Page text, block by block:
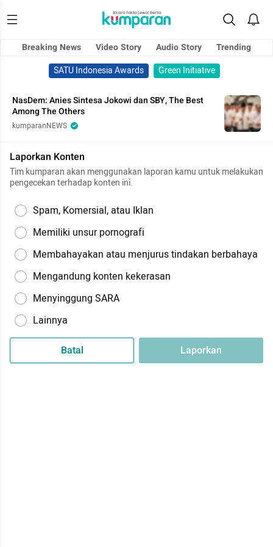
Breaking News Video Story Audio Story
Trending
SATU Indonesia Awards
Green Initiative
NasDem: Anies Sintesa Jokowi dan SBY, The Best
Among The Others
kumparanNEWS
Laporkan Konten
Tim kumparan akan menggunakan laporan kamu untuk melakukan
pengecekan terhadap konten ini.
Spam, Komersial, atau Iklan
Memiliki unsur pornografi
Membahayakan atau menjurus tindakan berbahaya
Mengandung konten kekerasan
Menyinggung SARA
Lainnya
Batal Laporkan